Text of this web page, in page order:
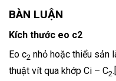
BÀN LUẬN
Kích thước eo c2
Eo c2 nhỏ hoặc thiểu sản
thuật vít qua khớp Ci – C2